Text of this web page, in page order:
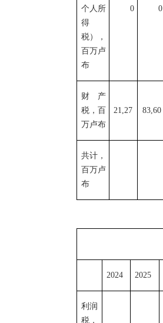
个人所
得
税），
百万卢
布
0 0
财产
税，百
万卢布
21,27 83,60
共计，
百万卢
布
2024 2025
利润
税 ，